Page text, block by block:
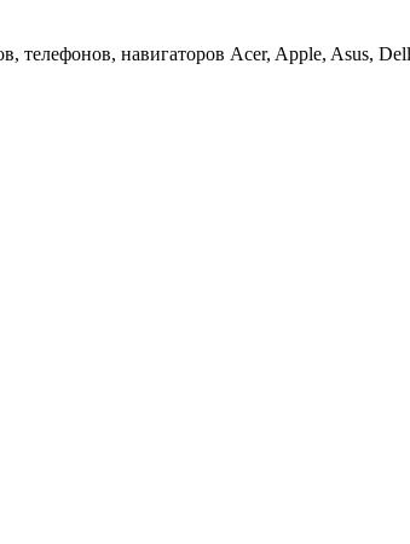
телефонов, навигаторов Acer, Apple, Asus,